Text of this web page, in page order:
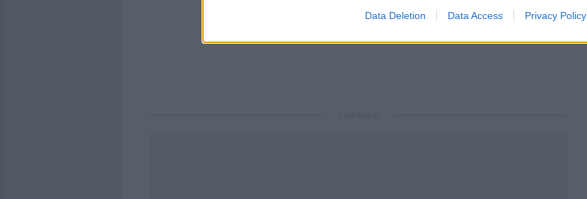
Data Deletion Data Access Privacy Policy